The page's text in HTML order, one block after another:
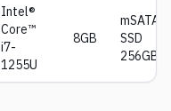
Intel®
Core™
i7-
1255U
8GB
mSATA
SSD
256GB